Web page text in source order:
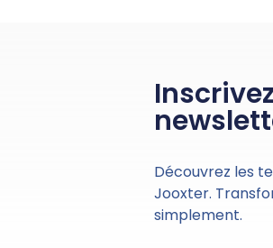
Découvrez les
Jooxter.
simplement.